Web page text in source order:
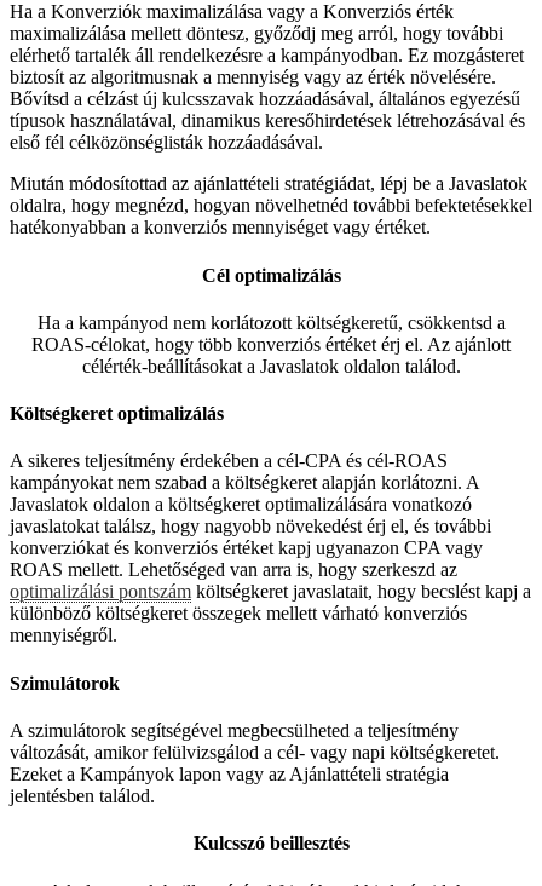
Ha a Konverziók maximalizálása vagy a Konverziós érték
maximalizálása mellett döntesz, győződj meg arról, hogy további
elérhető tartalék áll rendelkezésre a kampányodban. Ez mozgásteret
biztosít az algoritmusnak a mennyiség vagy az érték növelésére.
Bővítsd a célzást új kulcsszavak hozzáadásával, általános egyezésű
típusok használatával, dinamikus keresőhirdetések létrehozásával és
első fél célközönséglisták hozzáadásával.
Miután módosítottad az ajánlattételi stratégiádat, lépj be a Javaslatok
oldalra, hogy megnézd, hogyan növelhetnéd további befektetésekkel
hatékonyabban a konverziós mennyiséget vagy értéket.
Cél optimalizálás
Ha a kampányod nem korlátozott költségkeretű, csökkentsd a
ROAS-célokat, hogy több konverziós értéket érj el. Az ajánlott
célérték-beállításokat a Javaslatok oldalon találod.
Költségkeret optimalizálás
A sikeres teljesítmény érdekében a cél-CPA és cél-ROAS
kampányokat nem szabad a költségkeret alapján korlátozni. A
Javaslatok oldalon a költségkeret optimalizálására vonatkozó
javaslatokat találsz, hogy nagyobb növekedést érj el, és további
konverziókat és konverziós értéket kapj ugyanazon CPA vagy
ROAS mellett. Lehetőséged van arra is, hogy szerkeszd az
optimalizálási pontszám költségkeret javaslatait, hogy becslést kapj a
különböző költségkeret összegek mellett várható konverziós
mennyiségről.
Szimulátorok
A szimulátorok segítségével megbecsülheted a teljesítmény
változását, amikor felülvizsgálod a cél- vagy napi költségkeretet.
Ezeket a Kampányok lapon vagy az Ajánlattételi stratégia
jelentésben találod.
Kulcsszó beillesztés